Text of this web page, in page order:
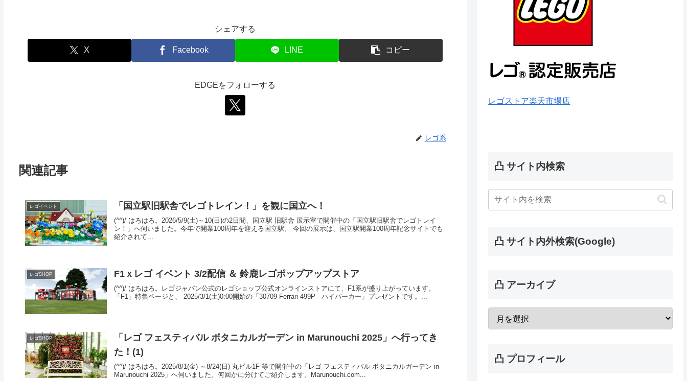
シェアする
X Facebook LINE コピー
EDGEをフォローする
レゴ系
関連記事
レゴイベント 「国立駅旧駅舎でレゴトレイン！」を観に国立へ！
(^^)/ はろはろ。2026/5/9(土)～10(日)の2日間、国立駅 旧駅舎 展示室で開催中の「国立駅旧駅舎でレゴトレイ
ン！」へ伺いました。今年で開業100周年を迎える国立駅。 今回の展示は、国立駅開業100周年記念サイトでも
紹介されて...
レゴSHOP F1ｘレゴ イベント 3/2配信 ＆ 鈴鹿レゴポップアップストア
(^^)/ はろはろ。レゴジャパン公式のレゴショップ公式オンラインストアにて、F1系が盛り上がっています。
「F1」特集ページと、 2025/3/1(土)0:00開始の「30709 Ferrari 499P - ハイパーカー」プレゼントです。...
レゴSHOP
「レゴ フェスティバル ボタニカルガーデン in Marunouchi 2025」へ行ってき
た！(1)
(^^)/ はろはろ。2025/8/1(金) ～8/24(日) 丸ビル1F 等で開催中の「レゴ フェスティバル ボタニカルガーデン in
Marunouchi 2025」へ伺いました。何回かに分けてご紹介します。Marunouchi.com...
レゴストア楽天市場店
凸 サイト内検索
凸 サイト内外検索(Google)
凸 アーカイブ
凸 プロフィール